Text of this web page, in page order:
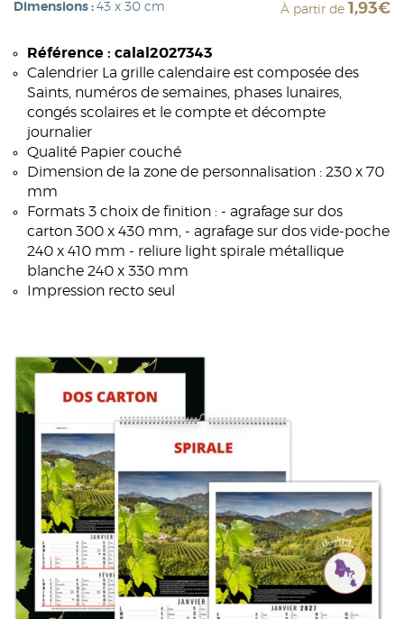
Dimensions : 43 x 30 cm À partir de 1,93€
Référence : calal2027343
Calendrier La grille calendaire est composée des
Saints, numéros de semaines, phases lunaires,
congés scolaires et le compte et décompte
journalier
Qualité Papier couché
Dimension de la zone de personnalisation : 230 x 70
mm
Formats 3 choix de finition : - agrafage sur dos
carton 300 x 430 mm, - agrafage sur dos vide-poche
240 x 410 mm - reliure light spirale métallique
blanche 240 x 330 mm
Impression recto seul